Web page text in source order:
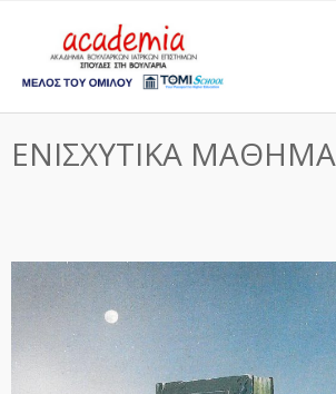
ΕΝΙΣΧΥΤΙΚΑ